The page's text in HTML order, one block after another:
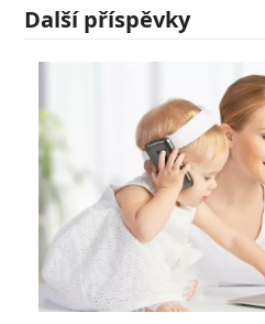
Další příspěvky